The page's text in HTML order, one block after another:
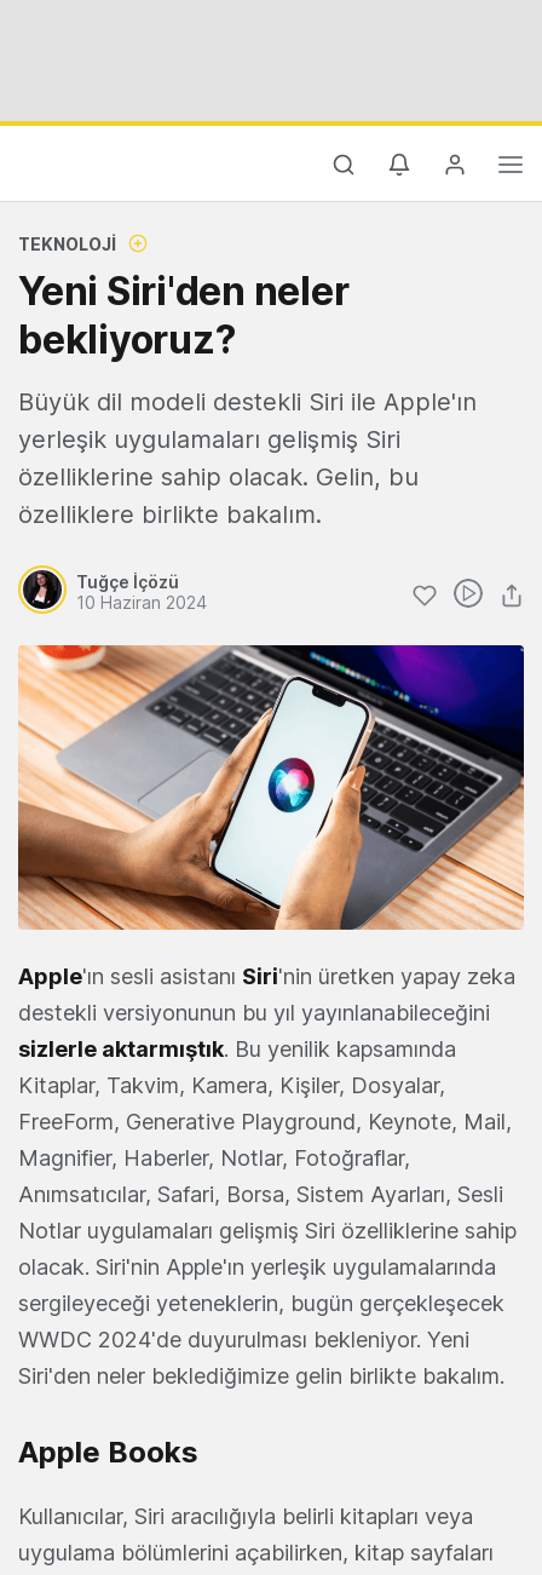
TEKNOLOJI
Yeni Siri'den neler
bekliyoruz?
Büyük dil modeli destekli Siri ile Apple'ın
yerleşik uygulamaları gelişmiş Siri
özelliklerine sahip olacak. Gelin, bu
özelliklere birlikte bakalım.
Tuğçe İçözü
10 Haziran 2024
Apple'ın sesli asistanı Siri'nin üretken yapay zeka
destekli versiyonunun bu yıl yayınlanabileceğini
sizlerle aktarmıştık. Bu yenilik kapsamında
Kitaplar, Takvim, Kamera, Kişiler, Dosyalar,
FreeForm, Generative Playground, Keynote, Mail,
Magnifier, Haberler, Notlar, Fotoğraflar,
Anımsatıcılar, Safari, Borsa, Sistem Ayarları, Sesli
Notlar uygulamaları gelişmiş Siri özelliklerine sahip
olacak. Siri'nin Apple'ın yerleşik uygulamalarında
sergileyeceği yeteneklerin, bugün gerçekleşecek
WWDC 2024'de duyurulması bekleniyor. Yeni
Siri'den neler beklediğimize gelin birlikte bakalım.
Apple Books
Kullanıcılar, Siri aracılığıyla belirli kitapları veya
uygulama bölümlerini açabilirken, kitap sayfaları